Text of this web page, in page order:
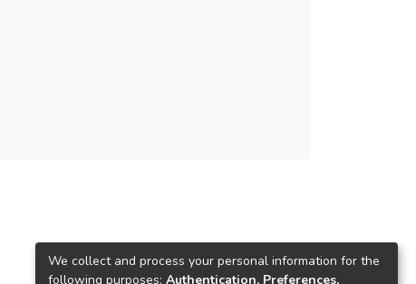
We collect and process your personal information for the
following purposes: Authentication, Preferences,